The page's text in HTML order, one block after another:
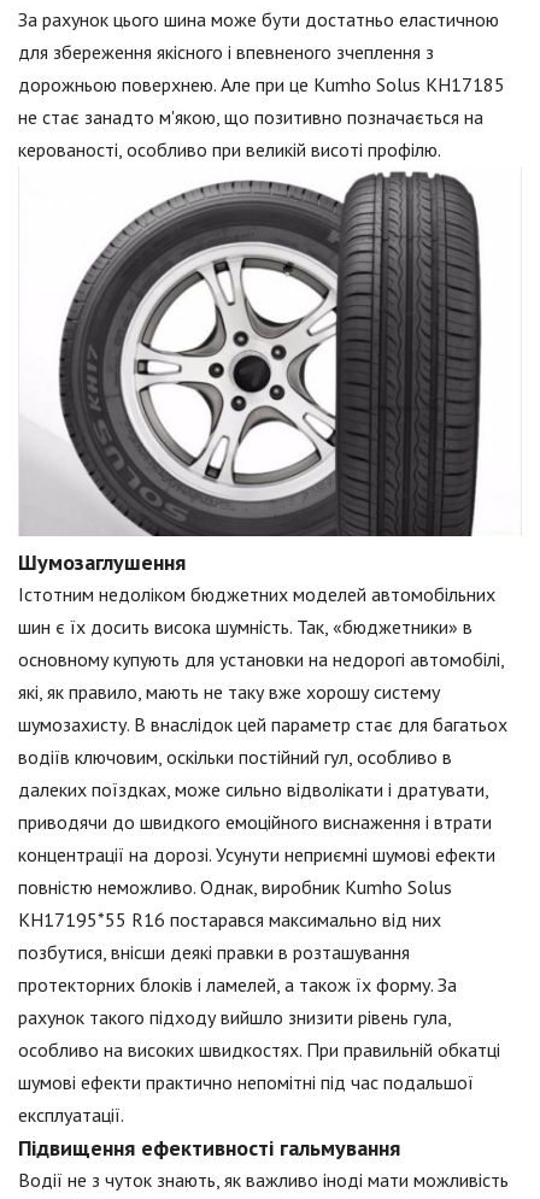
За рахунок цього шина може бути достатньо еластичною
для збереження якісного і впевненого зчеплення з
дорожньою поверхнею. Але при це Kumho Solus KH17185
не стає занадто м'якою, що позитивно позначається на
керованості, особливо при великій висоті профілю.
Шумозаглушення
Істотним недоліком бюджетних моделей автомобільних
шин є їх досить висока шумність. Так, «бюджетники» в
основному купують для установки на недорогі автомобілі,
які, як правило, мають не таку вже хорошу систему
шумозахисту. В внаслідок цей параметр стає для багатьох
водіїв ключовим, оскільки постійний гул, особливо в
далеких поїздках, може сильно відволікати і дратувати,
приводячи до швидкого емоційного виснаження і втрати
концентрації на дорозі. Усунути неприємні шумові ефекти
повністю неможливо. Однак, виробник Kumho Solus
KH17195*55 R16 постарався максимально від них
позбутися, внісши деякі правки в розташування
протекторних блоків і ламелей, а також їх форму. За
рахунок такого підходу вийшло знизити рівень гула,
особливо на високих швидкостях. При правильній обкатці
шумові ефекти практично непомітні під час подальшої
експлуатації.
Підвищення ефективності гальмування
Водії не з чуток знають, як важливо іноді мати можливість